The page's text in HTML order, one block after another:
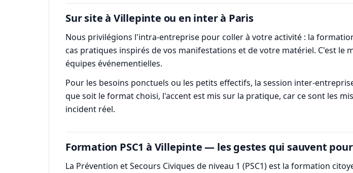
Sur site à Villepinte ou en inter à Paris
Nous privilégions l'intra-entreprise pour coller à votre activité : la
cas pratiques inspirés de vos manifestations et de votre matériel. C'est
équipes événementielles.
Pour les besoins ponctuels ou les petits effectifs, la session inter-
que soit le format choisi, l'accent est mis sur la pratique, car ce sont les
incident réel.
Formation PSC1 à Villepinte — les gestes qui sauvent
La Prévention et Secours Civiques de niveau 1 (PSC1) est la formation